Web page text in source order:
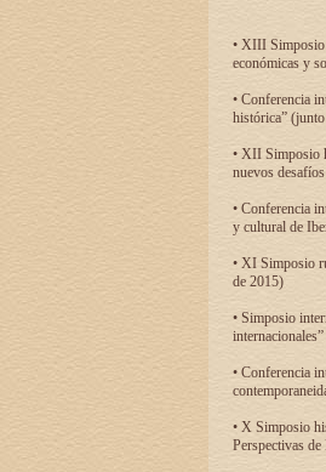
• XIII Simposio
económicas y
• Conferencia
histórica”
• XII Simposio
nuevos
• Conferencia
y cultural de
• XI Simposio
de 2015)
• Simposio
• Conferencia
• X Simposio
Perspectivas